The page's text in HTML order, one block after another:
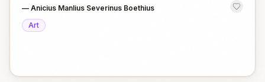
— Anicius Manlius Severinus Boethius
Art